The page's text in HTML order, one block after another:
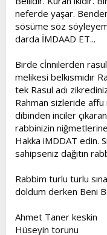
neferde yaşar.
sösüme söz
darda İMDAAD ET...
Birde cİnnilerden
melikesi belkısmıdır
tek Rasul adı
Rahman sizleride
dibinden inciler
rabbinizin
Hakka iMDDAT edin.
sahipseniz dağıtın
Rabbim turlu turlu
doldum derken Beni
Ahmet Taner keskin
Hüseyin torunu